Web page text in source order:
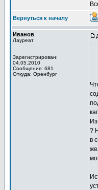
Вернуться к началу
Иванов
Лауреат
Зарегистрирован:
04.05.2010
Сообщения: 681
Откуда: Оренбург
?
в